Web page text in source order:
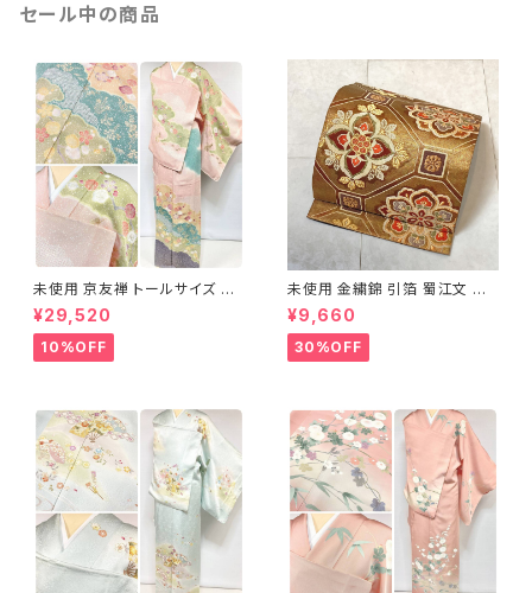
セール中の商品
未使用 京友禅 トールサイズ 染
め分け 金彩 訪問着 袷 正絹 ピ
ンク 黄緑 紫 黄色 1438
¥29,520
10%OFF
未使用 金繍錦 引箔 蜀江文 唐
織 華紋 袋帯 正絹 金糸 ゴール
ド 赤 紫 710
¥9,660
30%OFF